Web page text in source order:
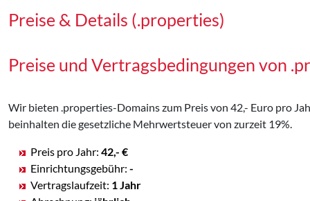
Preise & Details (.properties)
Preise und Vertragsbedingungen von
Wir bieten .properties-Domains zum Preis von 42,- Euro pro
beinhalten die gesetzliche Mehrwertsteuer von zurzeit 19%.
Preis pro Jahr: 42,- €
Einrichtungsgebühr: -
Vertragslaufzeit: 1 Jahr